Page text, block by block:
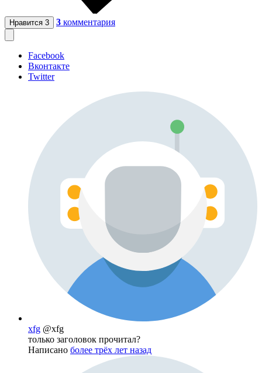
Нравится 3 3 комментария
Facebook
Вконтакте
Twitter
xfg @xfg
только заголовок прочитал?
Написано более трёх лет назад